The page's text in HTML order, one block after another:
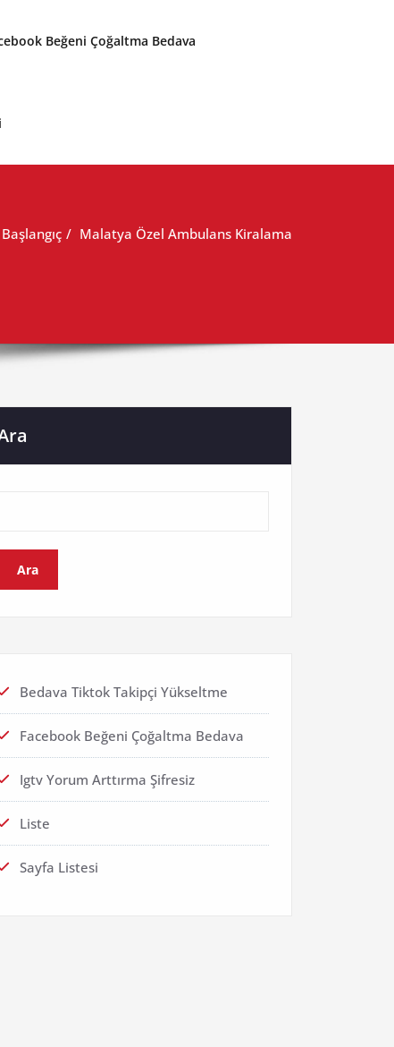
Beğeni Çoğaltma Bedava
Başlangıç Malatya Özel Ambulans Kiralama
Ara
Bedava Tiktok Takipçi Yükseltme
Facebook Beğeni Çoğaltma Bedava
Igtv Yorum Arttırma Şifresiz
Liste
Sayfa Listesi